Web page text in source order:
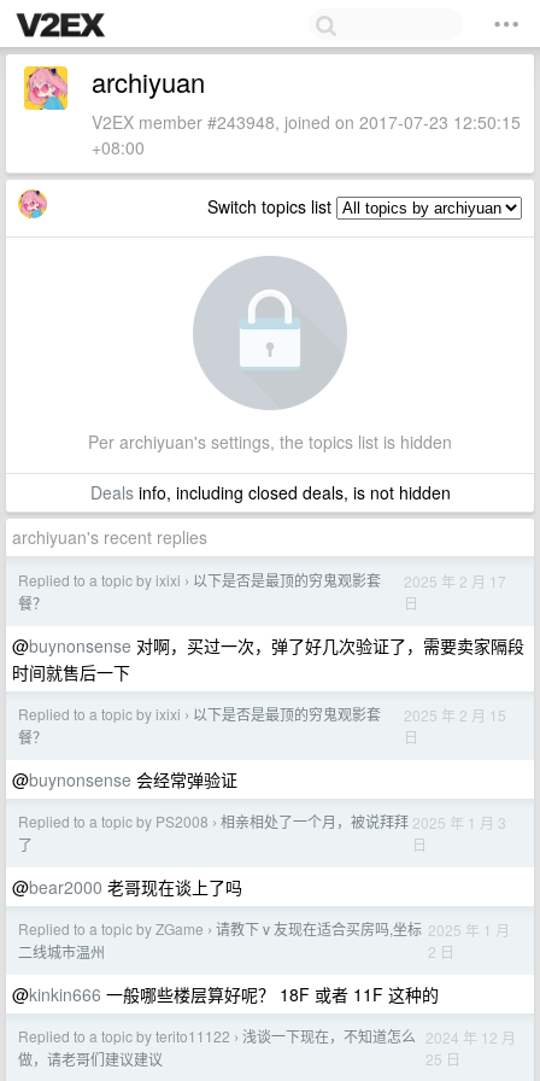
archiyuan
V2EX member #243948, joined on 2017-07-23 12:50:15
+08:00
Switch topics list
Per archiyuan's settings, the topics list is hidden
Dealsinfo, including closed deals, is not hidden
archiyuan's recent replies
Replied to a topic by ixixi › 以下是否是最顶的穷鬼观影套
餐？
2025 年 2 月 17
日
@buynonsense 对啊，买过一次，弹了好几次验证了，需要卖家隔段
时间就售后一下
Replied to a topic by ixixi › 以下是否是最顶的穷鬼观影套
餐？
2025 年 2 月 15
日
@buynonsense 会经常弹验证
Replied to a topic by PS2008 › 相亲相处了一个月，被说拜拜
了
2025 年 1 月 3
日
@bear2000 老哥现在谈上了吗
Replied to a topic by ZGame › 请教下 v 友现在适合买房吗,坐标
二线城市温州
2025 年 1 月
2 日
@kinkin666 一般哪些楼层算好呢？ 18F 或者 11F 这种的
Replied to a topic by terito11122 › 浅谈一下现在，不知道怎么
做，请老哥们建议建议
2024 年 12 月
25 日